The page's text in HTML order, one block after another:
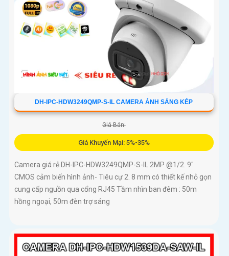
DH-IPC-HDW3249QMP-S-IL CAMERA ÁNH SÁNG KÉP
Giá Bán:
Giá Khuyến Mại: 5%-35%
Camera giá rẻ DH-IPC-HDW3249QMP-S-IL 2MP @1/2. 9"
CMOS cảm biến hình ảnh- Tiêu cự 2. 8 mm có thiết kế nhỏ gọn
cung cấp nguồn qua cổng RJ45 Tầm nhìn ban đêm : 50m
hồng ngoại, 50m đèn trợ sáng